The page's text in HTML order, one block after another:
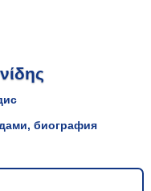
биография